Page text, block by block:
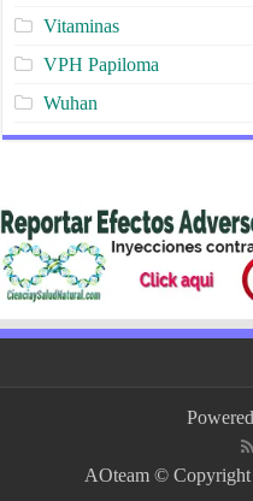
Vitaminas
VPH Papiloma
Wuhan
AOteam © Copyright